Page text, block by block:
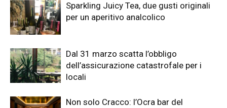
Sparkling Juicy Tea, due gusti originali
per un aperitivo analcolico
Dal 31 marzo scatta l’obbligo
dell’assicurazione catastrofale per i
locali
Non solo Cracco: l’Ocra bar del